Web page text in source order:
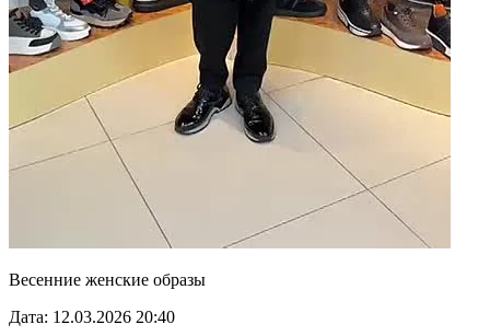
Весенние женские образы
Дата: 12.03.2026 20:40